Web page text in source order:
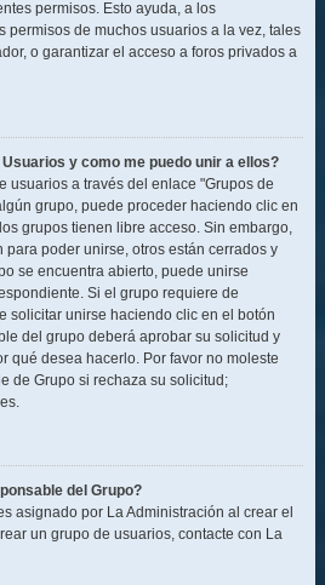
permisos. Esto ayuda, a los
permisos de muchos usuarios a la vez, tales
o garantizar el acceso a foros privados a
y como me puedo unir a ellos?
usuarios a través del enlace "Grupos de
grupo, puede proceder haciendo clic en
grupos tienen libre acceso. Sin embargo,
poder unirse, otros están cerrados y
se encuentra abierto, puede unirse
Si el grupo requiere de
solicitar unirse haciendo clic en el botón
del grupo deberá aprobar su solicitud y
qué desea hacerlo. Por favor no moleste
de Grupo si rechaza su solicitud;
del Grupo?
asignado por La Administración al crear el
un grupo de usuarios, contacte con La